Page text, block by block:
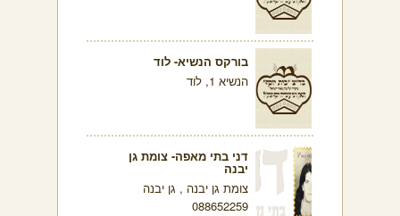
בורקס הנשיא- לוד
הנשיא 1, לוד
דני בתי מאפה- צומת גן
יבנה
צומת גן יבנה , גן יבנה
088652259